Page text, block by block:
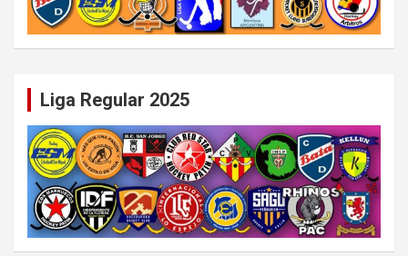
Liga Regular 2025